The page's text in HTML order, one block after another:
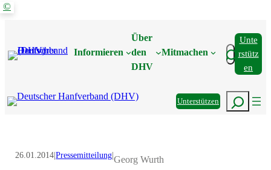
Zum
Informieren
Über
den
DHV
Mitmachen Suchen
Unte
Rstütz
En
UnterstützenSuchen
©
26.01.2014|Pressemitteilung|Georg Wurth